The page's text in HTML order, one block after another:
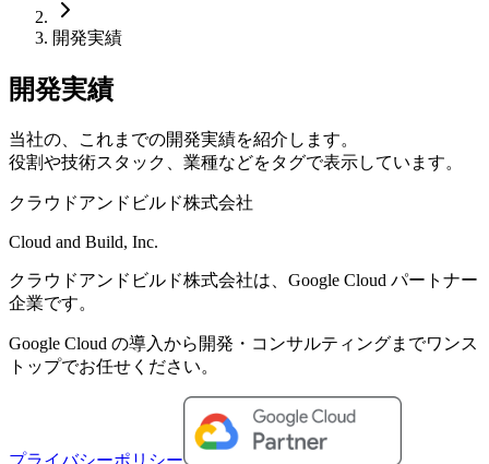
開発実績
開発実績
当社の、これまでの開発実績を紹介します。
役割や技術スタック、業種などをタグで表示しています。
クラウドアンドビルド株式会社
Cloud and Build, Inc.
クラウドアンドビルド株式会社は、Google Cloud パートナー
企業です。
Google Cloud の導入から開発・コンサルティングまでワンス
トップでお任せください。
プライバシーポリシー